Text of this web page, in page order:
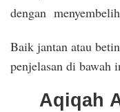
dengan
Baik jantan atau
penjelasan di bawah
Aqiqah